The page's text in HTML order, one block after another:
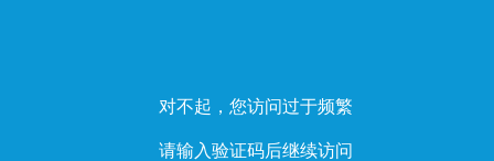
对不起，您访问过于频繁
请输入验证码后继续访问